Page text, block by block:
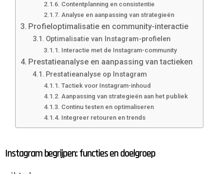
Contentplanning en consistentie
Analyse en aanpassing van strategieën
Profieloptimalisatie en community-interactie
Optimalisatie van Instagram-profielen
Interactie met de Instagram-community
Prestatieanalyse en aanpassing van tactieken
Prestatieanalyse op Instagram
Tactiek voor Instagram-inhoud
Aanpassing van strategieën aan het publiek
Continu testen en optimaliseren
Integreer retouren en trends
Instagram begrijpen: functies en doelgroep